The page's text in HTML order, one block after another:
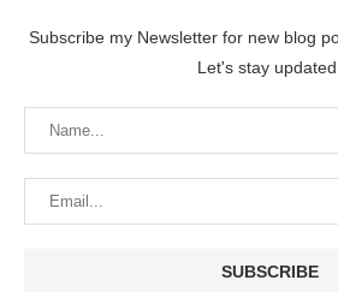
Subscribe my Newsletter for new blog
Let's stay